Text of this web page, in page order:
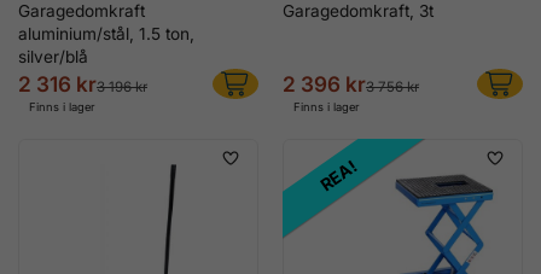
Garagedomkraft
aluminium/stål, 1.5 ton,
silver/blå
2 316 kr3 196 kr
Finns i lager
Garagedomkraft, 3t
2 396 kr3 756 kr
Finns i lager
REA!